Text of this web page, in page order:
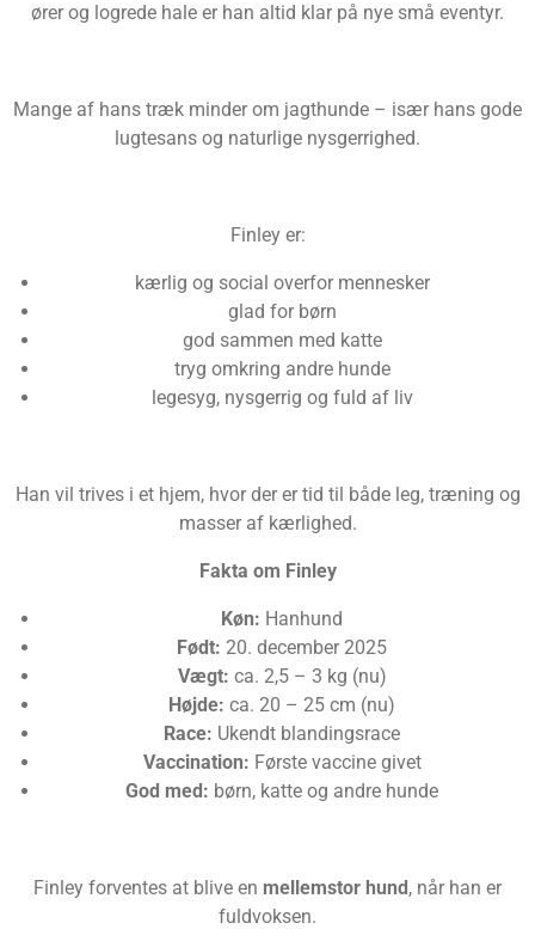
ører og logrede hale er han altid klar på nye små eventyr.
Mange af hans træk minder om jagthunde – især hans gode
lugtesans og naturlige nysgerrighed.
Finley er:
kærlig og social overfor mennesker
glad for børn
god sammen med katte
tryg omkring andre hunde
legesyg, nysgerrig og fuld af liv
Han vil trives i et hjem, hvor der er tid til både leg, træning og
masser af kærlighed.
Fakta om Finley
Køn: Hanhund
Født: 20. december 2025
Vægt: ca. 2,5 – 3 kg (nu)
Højde: ca. 20 – 25 cm (nu)
Race: Ukendt blandingsrace
Vaccination: Første vaccine givet
God med: børn, katte og andre hunde
Finley forventes at blive en mellemstor hund, når han er
fuldvoksen.